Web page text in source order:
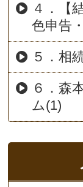
４．【
色申告
５．相
６．森
ム(1)